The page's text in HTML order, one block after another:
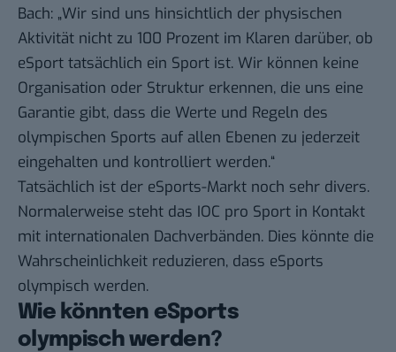
Bach: „Wir sind uns hinsichtlich der physischen
Aktivität nicht zu 100 Prozent im Klaren darüber, ob
eSport tatsächlich ein Sport ist. Wir können keine
Organisation oder Struktur erkennen, die uns eine
Garantie gibt, dass die Werte und Regeln des
olympischen Sports auf allen Ebenen zu jederzeit
eingehalten und kontrolliert werden.“
Tatsächlich ist der eSports-Markt noch sehr divers.
Normalerweise steht das IOC pro Sport in Kontakt
mit internationalen Dachverbänden. Dies könnte die
Wahrscheinlichkeit reduzieren, dass eSports
olympisch werden.
Wie könnten eSports
olympisch werden?